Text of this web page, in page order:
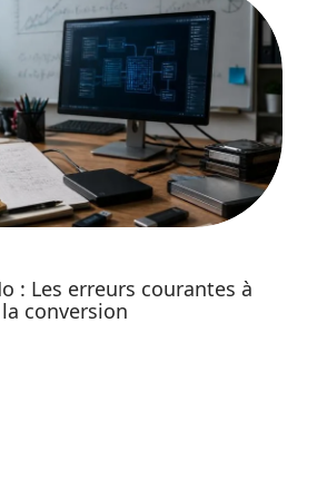
: Les erreurs courantes à
conversion